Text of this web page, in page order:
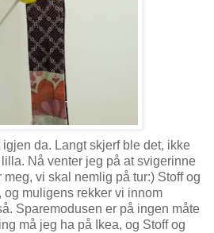
igjen da. Langt skjerf ble det, ikke
Nå venter jeg på at svigerinne
vi skal nemlig på tur:) Stoff og
og muligens rekker vi innom
Sparemodusen er på ingen måte
må jeg ha på Ikea, og Stoff og